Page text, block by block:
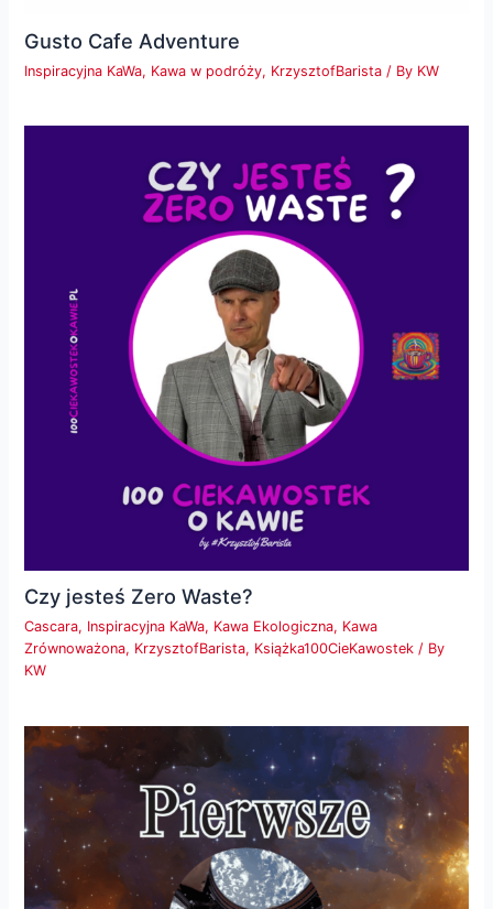
Gusto Cafe Adventure
Inspiracyjna KaWa, Kawa w podróży, KrzysztofBarista / By KW
Czy jesteś Zero Waste?
Cascara, Inspiracyjna KaWa, Kawa Ekologiczna, Kawa
Zrównoważona, KrzysztofBarista, Książka100CieKawostek / By
KW